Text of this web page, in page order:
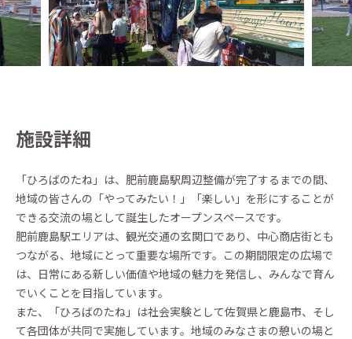
施設詳細
「ひろばのたね」は、肥前鹿島駅周辺整備が完了するまでの間、
地域の皆さんの「やってみたい！」「楽しい」を形にすることが
できる交流の場として誕生したオープンスペースです。
肥前鹿島駅エリアは、観光交通の玄関口であり、中心商店街とも
つながる、地域にとって重要な場所です。この期間限定の広場で
は、日常にある新しい価値や地域の魅力を発信し、みんなで育ん
でいくことを目指しています。
また、「ひろばのたね」は社会実験として佐賀県と鹿島市、そし
て各団体が共同で実施しています。地域のみなさまの憩いの場と